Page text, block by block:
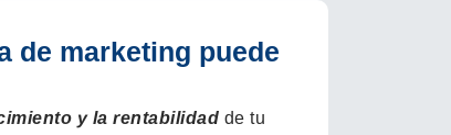
de marketing puede
y la rentabilidad de tu